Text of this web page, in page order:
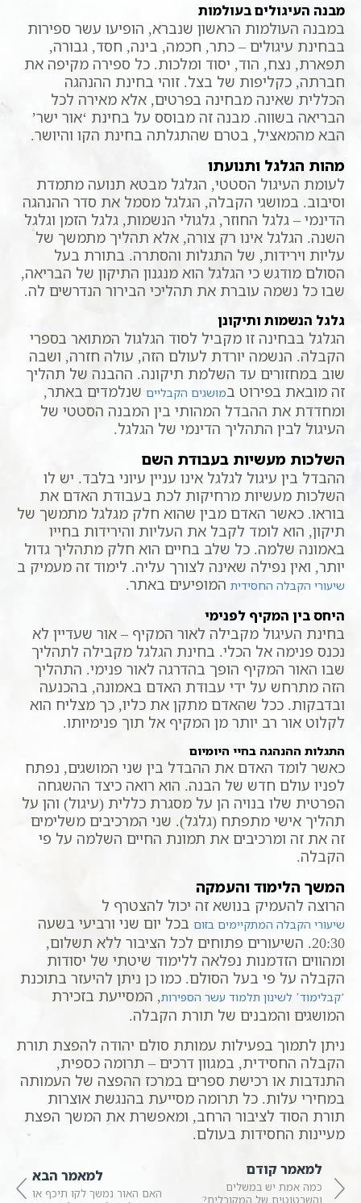
מבנה העיגולים בעולמות
במבנה העולמות הראשון שנברא, הופיעו עשר ספירות
בבחינת עיגולים – כתר, חכמה, בינה, חסד, גבורה,
תפארת, נצח, הוד, יסוד ומלכות. כל ספירה מקיפה את
חברתה, כקליפות של בצל. זוהי בחינת ההנהגה
הכללית שאינה מבחינה בפרטים, אלא מאירה לכל
הבריאה בשווה. מבנה זה מבוסס על בחינת ‘אור ישר’
הבא מהמאציל, בטרם שהתגלתה בחינת הקו והיושר.
מהות הגלגל ותנועתו
לעומת העיגול הסטטי, הגלגל מבטא תנועה מתמדת
וסיבוב. במושגי הקבלה, הגלגל מסמל את סדר ההנהגה
הדינמי – גלגל החוזר, גלגולי הנשמות, גלגל הזמן וגלגל
השנה. הגלגל אינו רק צורה, אלא תהליך מתמשך של
עליות וירידות, של התגלות והסתרה. בתורת בעל
הסולם מודגש כי הגלגל הוא מנגנון התיקון של הבריאה,
שבו כל נשמה עוברת את תהליכי הבירור הנדרשים לה.
גלגל הנשמות ותיקונן
הגלגל בבחינה זו מקביל לסוד הגלגול המתואר בספרי
הקבלה. הנשמה יורדת לעולם הזה, עולה חזרה, ושבה
שוב במחזורים עד השלמת תיקונה. ההבנה של תהליך
זה מובאת בפירוט במושגים הקבליים שנלמדים באתר,
ומחדדת את ההבדל המהותי בין המבנה הסטטי של
העיגול לבין התהליך הדינמי של הגלגל.
השלכות מעשיות בעבודת השם
ההבדל בין עיגול לגלגל אינו עניין עיוני בלבד. יש לו
השלכות מעשיות מרחיקות לכת בעבודת האדם את
בוראו. כאשר האדם מבין שהוא חלק מגלגל מתמשך של
תיקון, הוא לומד לקבל את העליות והירידות בחייו
באמונה שלמה. כל שלב בחיים הוא חלק מתהליך גדול
יותר, ואין נפילה שאינה לצורך עליה. לימוד זה מעמיק ב
שיעורי הקבלה החסידית המופיעים באתר.
היחס בין המקיף לפנימי
בחינת העיגול מקבילה לאור המקיף – אור שעדיין לא
נכנס פנימה אל הכלי. בחינת הגלגל מקבילה לתהליך
שבו האור המקיף הופך בהדרגה לאור פנימי. התהליך
הזה מתרחש על ידי עבודת האדם באמונה, בהכנעה
ובדבקות. ככל שהאדם מתקן את כליו, כך מצליח הוא
לקלוט אור רב יותר מן המקיף אל תוך פנימיותו.
התגלות ההנהגה בחיי היומיום
כאשר לומד האדם את ההבדל בין שני המושגים, נפתח
לפניו עולם חדש של הבנה. הוא רואה כיצד ההשגחה
הפרטית שלו בנויה הן על מסגרת כללית (עיגול) והן על
תהליך אישי מתפתח (גלגל). שני המרכיבים משלימים
זה את זה ומרכיבים את תמונת החיים השלמה על פי
הקבלה.
המשך הלימוד והעמקה
הרוצה להעמיק בנושא זה יכול להצטרף ל
שיעורי הקבלה המתקיימים בזום בכל יום שני ורביעי בשעה
20:30. השיעורים פתוחים לכל הציבור ללא תשלום,
ומהווים הזדמנות נפלאה ללימוד שיטתי של יסודות
הקבלה על פי בעל הסולם. כמו כן ניתן להיעזר בתוכנת
‘קבלימוד’ לשינון תלמוד עשר הספירות, המסייעת בזכירת
המושגים והמבנים של תורת הקבלה.
ניתן לתמוך בפעילות עמותת סולם יהודה להפצת תורת
הקבלה החסידית, במגוון דרכים – תרומה כספית,
התנדבות או רכישת ספרים במרכז ההפצה של העמותה
במחירי עלות. כל תרומה מסייעת בהנגשת אוצרות
תורת הסוד לציבור הרחב, ומאפשרת את המשך הפצת
מעיינות החסידות בעולם.
למאמר קודם
כמה אמת יש במשלים
והשרטוטים של המקובלים?
למאמר הבא
האם האור נמשך לקו תיכף או